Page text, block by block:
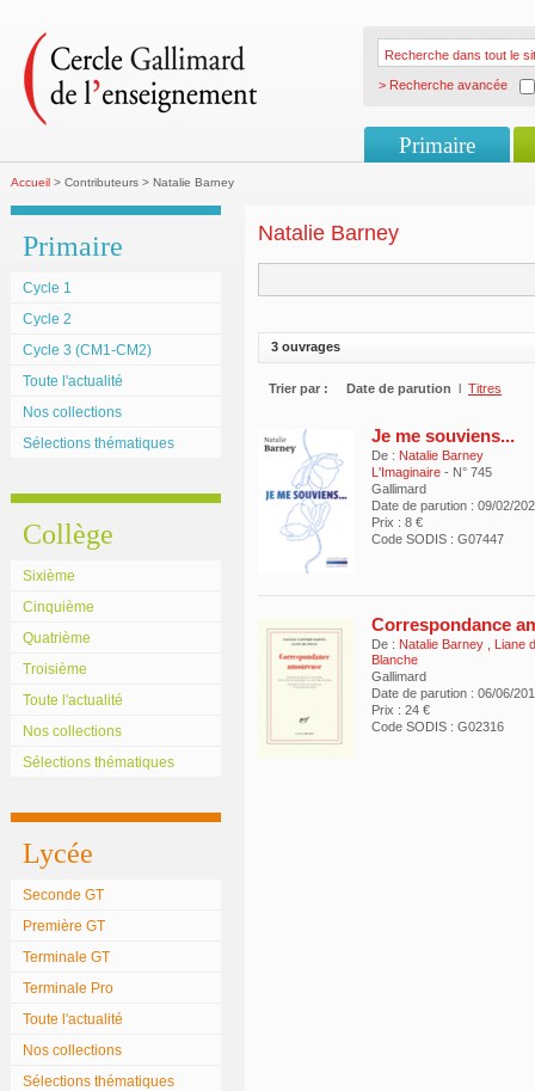
> Recherche avancée
Primaire
Accueil > Contributeurs > Natalie Barney
Primaire
Cycle 1
Cycle 2
Cycle 3 (CM1-CM2)
Toute l'actualité
Nos collections
Sélections thématiques
Collège
Sixième
Cinquième
Quatrième
Troisième
Toute l'actualité
Nos collections
Sélections thématiques
Lycée
Seconde GT
Première GT
Terminale GT
Terminale Pro
Toute l'actualité
Nos collections
Sélections thématiques
Natalie Barney
3 ouvrages
Trier par : Date de parution l Titres
Je me souviens...
De : Natalie Barney
L'Imaginaire - N° 745
Gallimard
Date de parution : 09/02/
Prix : 8 €
Code SODIS : G07447
Correspondance
De : Natalie Barney
Liane
Blanche
Gallimard
Date de parution : 06/06/
Prix : 24 €
Code SODIS : G02316